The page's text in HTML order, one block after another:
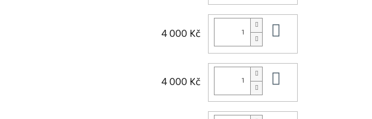
4 000 Kč
4 000 Kč